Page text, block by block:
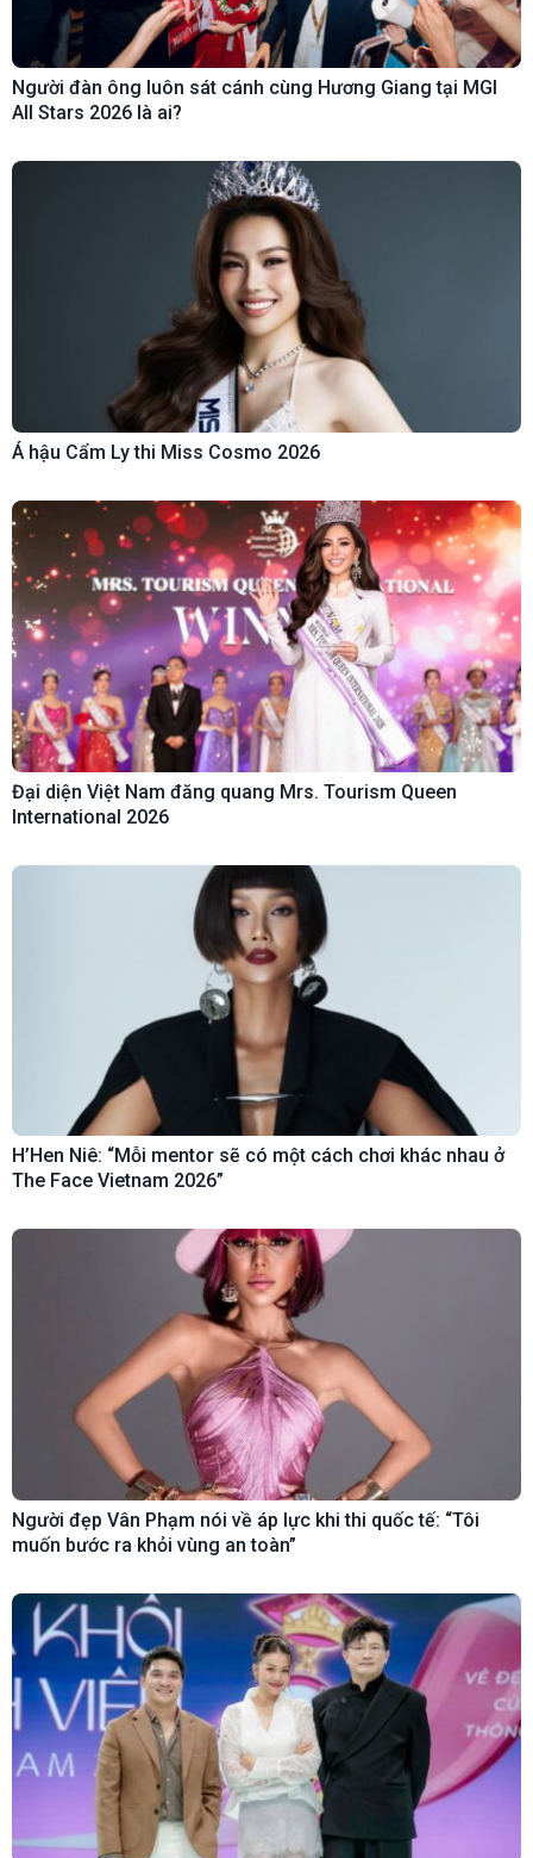
Người đàn ông luôn sát cánh cùng Hương Giang tại MGI
All Stars 2026 là ai?
Á hậu Cẩm Ly thi Miss Cosmo 2026
Đại diện Việt Nam đăng quang Mrs. Tourism Queen
International 2026
H’Hen Niê: “Mỗi mentor sẽ có một cách chơi khác nhau ở
The Face Vietnam 2026”
Người đẹp Vân Phạm nói về áp lực khi thi quốc tế: “Tôi
muốn bước ra khỏi vùng an toàn”